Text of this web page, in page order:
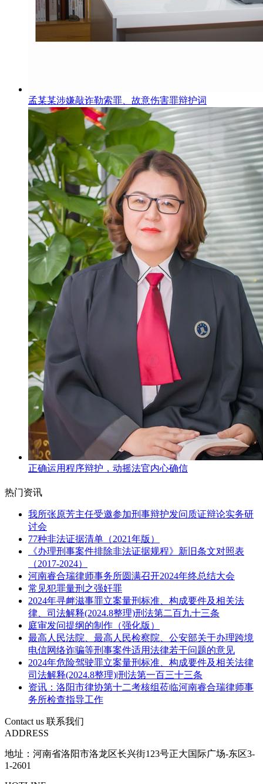
孟某某涉嫌敲诈勒索罪、故意伤害罪辩护词
正确运用程序辩护，动摇法官内心确信
热门资讯
我所张原芳主任受邀参加刑事辩护发问质证辩论实务研
讨会
77种非法证据清单（2021年版）
《办理刑事案件排除非法证据规程》新旧条文对照表
（2017-2024）
河南睿合瑞律师事务所圆满召开2024年终总结大会
常见犯罪量刑之强奸罪
2024年寻衅滋事罪立案量刑标准、构成要件及相关法
律、司法解释(2024.8整理)刑法第二百九十三条
庭审发问提纲的制作（强化版）
最高人民法院、最高人民检察院、公安部关于办理跨境
电信网络诈骗等刑事案件适用法律若干问题的意见
2024年危险驾驶罪立案量刑标准、构成要件及相关法律
司法解释(2024.8整理)|刑法第一百三十三条
资讯：洛阳市律协第十二考核组莅临河南睿合瑞律师事
务所检查指导工作
Contact us 联系我们
ADDRESS
地址：河南省洛阳市洛龙区长兴街123号正大国际广场-东区3-
1-2601